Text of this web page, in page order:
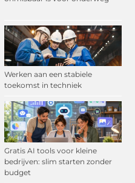
Werken aan een stabiele
toekomst in techniek
Gratis AI tools voor kleine
bedrijven: slim starten zonder
budget